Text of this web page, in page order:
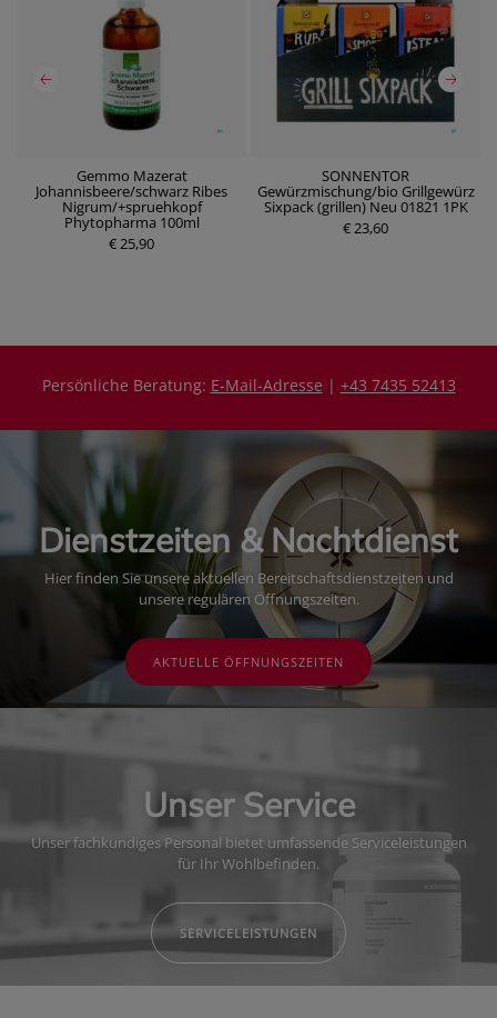
Gemmo Mazerat
Johannisbeere/schwarz Ribes
Nigrum/+spruehkopf
Phytopharma 100ml
€ 25,90
SONNENTOR
Gewürzmischung/bio Grillgewürz
Sixpack (grillen) Neu 01821 1PK
€ 23,60
P
r
P
Persönliche Beratung: E-Mail-Adresse | +43 7435 52413
Dienstzeiten & Nachtdienst
Hier finden Sie unsere aktuellen Bereitschaftsdienstzeiten und
unsere regulären Öffnungszeiten.
AKTUELLE ÖFFNUNGSZEITEN
Unser Service
Unser fachkundiges Personal bietet umfassende Serviceleistungen
für Ihr Wohlbefinden.
SERVICELEISTUNGEN